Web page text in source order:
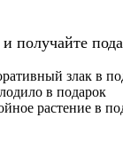
получайте
злак в
в подарок
растение в